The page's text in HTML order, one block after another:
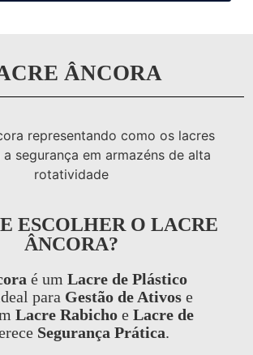
ÂNCORA
ESCOLHER O LACRE
ÂNCORA?
é um Lacre de Plástico
para Gestão de Ativos e
Lacre Rabicho e Lacre de
Segurança Prática.